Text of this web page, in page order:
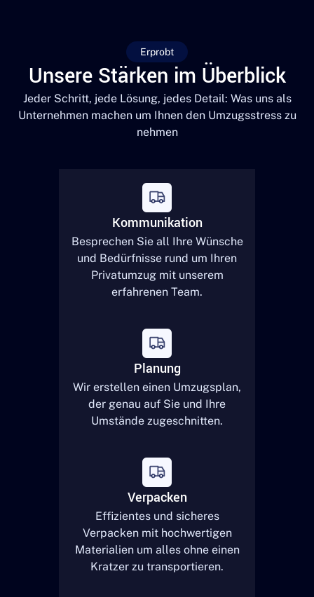
Erprobt
Unsere Stärken im Überblick
Jeder Schritt, jede Lösung, jedes Detail: Was uns als
Unternehmen machen um Ihnen den Umzugsstress zu
nehmen
Kommunikation
Besprechen Sie all Ihre Wünsche
und Bedürfnisse rund um Ihren
Privatumzug mit unserem
erfahrenen Team.
Planung
Wir erstellen einen Umzugsplan,
der genau auf Sie und Ihre
Umstände zugeschnitten.
Verpacken
Effizientes und sicheres
Verpacken mit hochwertigen
Materialien um alles ohne einen
Kratzer zu transportieren.